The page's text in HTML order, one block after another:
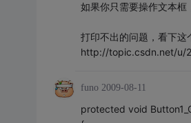
如果你只需要操作文本框
打印不出的问题，看下这
http://topic.csdn.net/u/
funo 2009-08-11
protected void